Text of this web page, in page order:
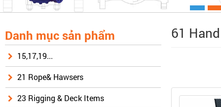
Danh mục sản phẩm
15,17,19...
21 Rope& Hawsers
23 Rigging & Deck Items
61